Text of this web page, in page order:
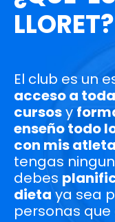
LLORET?
El club es un
acceso a
cursosy
enseño todo
con mis
tengas
debes
dieta ya sea
personas que